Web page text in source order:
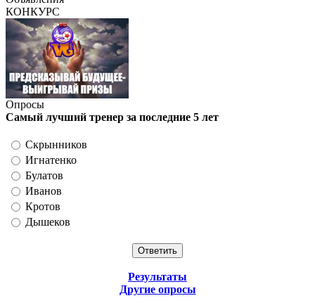
КОНКУРС
Опросы
Самый лучший тренер за последние 5 лет
Скрынников
Игнатенко
Булатов
Иванов
Кротов
Дышеков
Результаты
Другие опросы